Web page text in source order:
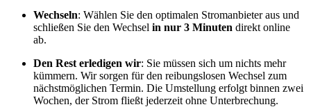
Wechseln: Wählen Sie den optimalen Stromanbieter aus und
schließen Sie den Wechsel in nur 3 Minuten direkt online
ab.
Den Rest erledigen wir: Sie müssen sich um nichts mehr
kümmern. Wir sorgen für den reibungslosen Wechsel zum
nächstmöglichen Termin. Die Umstellung erfolgt binnen zwei
Wochen, der Strom fließt jederzeit ohne Unterbrechung.